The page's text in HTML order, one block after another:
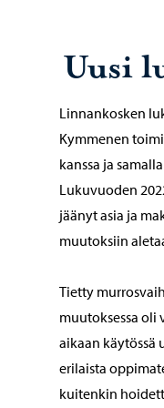
Uusi
Linnankosken
Kymmenen
kanssa ja
Lukuvuoden
jäänyt asia ja
muutoksiin
Tietty
muutoksessa oli
aikaan käytössä
erilaista
kuitenkin